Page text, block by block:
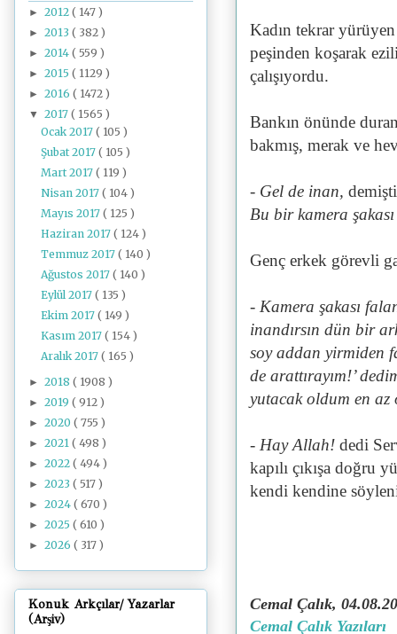
Kadın tekrar
peşinden koşarak
çalışıyordu.
Bankın önünde
bakmış, merak ve
- Gel de inan,
Bu bir kamera
Genç erkek görevli
- Kamera şakası
inandırsın dün bir
soy addan yirmiden
de arattırayım!’
yutacak oldum en az
- Hay Allah! dedi
kapılı çıkışa doğru
kendi kendine
Cemal Çalık,
Cemal Çalık Yazıları
► 2012 ( 147 )
► 2013 ( 382 )
► 2014 ( 559 )
► 2015 ( 1129 )
► 2016 ( 1472 )
▼ 2017 ( 1565 )
Ocak 2017( 105 )
Şubat 2017( 105 )
Mart 2017( 119 )
Nisan 2017( 104 )
Mayıs 2017( 125 )
Haziran 2017( 124 )
Temmuz 2017( 140 )
Ağustos 2017( 140 )
Eylül 2017( 135 )
Ekim 2017( 149 )
Kasım 2017( 154 )
Aralık 2017( 165 )
► 2018 ( 1908 )
► 2019 ( 912 )
► 2020 ( 755 )
► 2021 ( 498 )
► 2022 ( 494 )
► 2023 ( 517 )
► 2024 ( 670 )
► 2025 ( 610 )
► 2026 ( 317 )
Konuk Arkçılar/ Yazarlar
(Arşiv)